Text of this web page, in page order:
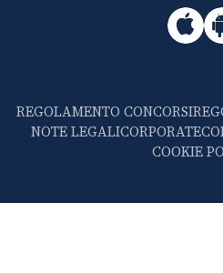
REGOLAMENTO CONCORSI
NOTE LEGALICORPORATE
COOKIE